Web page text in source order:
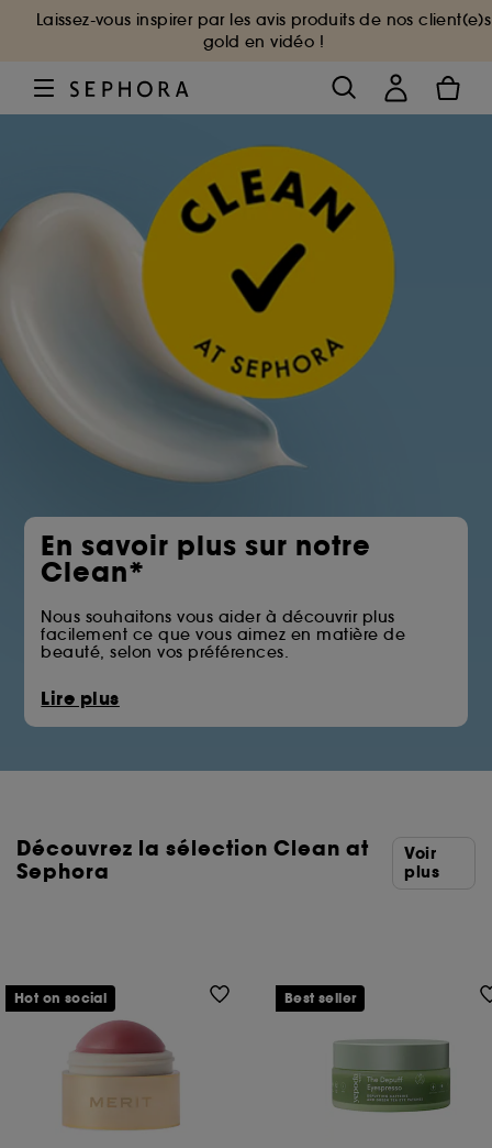
Laissez-vous inspirer par les avis produits de nos client(e)s
gold en vidéo !
En savoir plus sur notre
Clean*
Nous souhaitons vous aider à découvrir plus
facilement ce que vous aimez en matière de
beauté, selon vos préférences.
La pastille Clean at Sephora vous permet
d’identifier les produits qui écartent certains des
ingrédients issus des familles telles que les huiles
*Clean at Sephora = Des formules aux ingrédients
sélectionnés avec soin.
Lire plus
Découvrez la sélection Clean at
Sephora
Voir
plus
Hot on social Best seller